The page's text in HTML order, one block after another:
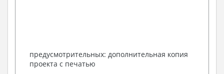
предусмотрительных: дополнительная копия
проекта с печатью